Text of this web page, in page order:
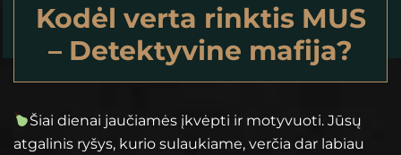
Kodėl verta rinktis MUS
– Detektyvine mafija?
Šiai dienai jaučiamės įkvėpti ir motyvuoti. Jūsų
atgalinis ryšys, kurio sulaukiame, verčia dar labiau